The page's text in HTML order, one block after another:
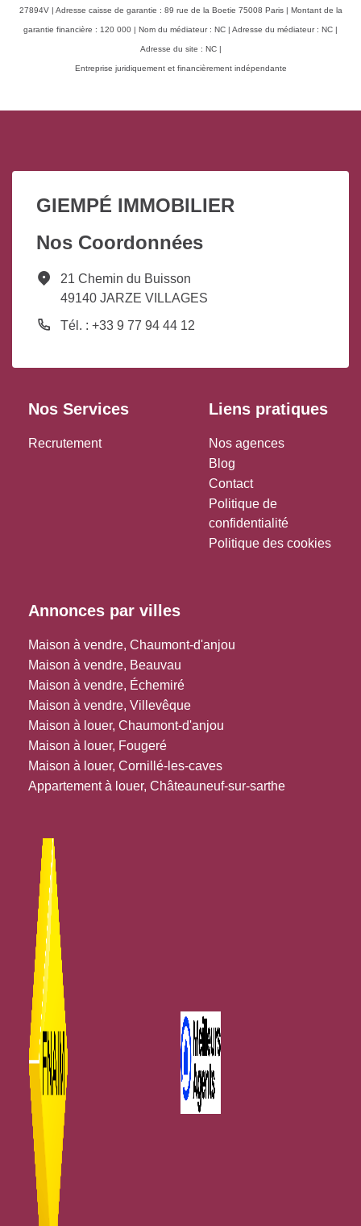
27894V | Adresse caisse de garantie : 89 rue de la Boetie 75008 Paris | Montant de la
garantie financière : 120 000 | Nom du médiateur : NC | Adresse du médiateur : NC |
Adresse du site : NC |
Entreprise juridiquement et financièrement indépendante
GIEMPÉ IMMOBILIER
Nos Coordonnées
21 Chemin du Buisson
49140 JARZE VILLAGES
Tél. : +33 9 77 94 44 12
Nos Services
Recrutement
Liens pratiques
Nos agences
Blog
Contact
Politique de
confidentialité
Politique des cookies
Annonces par villes
Maison à vendre, Chaumont-d'anjou
Maison à vendre, Beauvau
Maison à vendre, Échemiré
Maison à vendre, Villevêque
Maison à louer, Chaumont-d'anjou
Maison à louer, Fougeré
Maison à louer, Cornillé-les-caves
Appartement à louer, Châteauneuf-sur-sarthe